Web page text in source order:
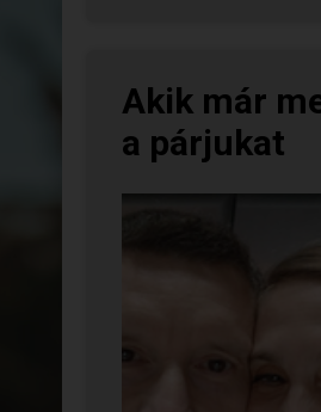
Akik már
a párjukat